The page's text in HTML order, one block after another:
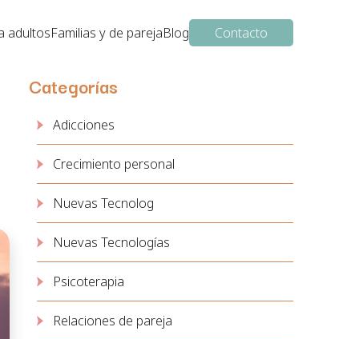
adultosFamilias y de parejaBlog Contacto
Categorías
Adicciones
Crecimiento personal
Nuevas Tecnolog
Nuevas Tecnologías
Psicoterapia
Relaciones de pareja